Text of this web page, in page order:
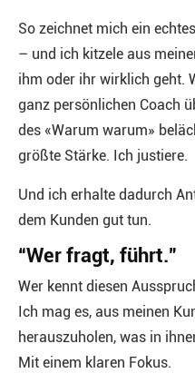
So zeichnet mich ein
– und ich kitzele aus
ihm oder ihr wirklich geht.
ganz persönlichen Coach
des «Warum warum»
größte Stärke. Ich justiere.
Und ich erhalte dadurch
dem Kunden gut tun.
“Wer fragt, führt.”
Wer kennt diesen
Ich mag es, aus meinen
herauszuholen, was in
Mit einem klaren Fokus.